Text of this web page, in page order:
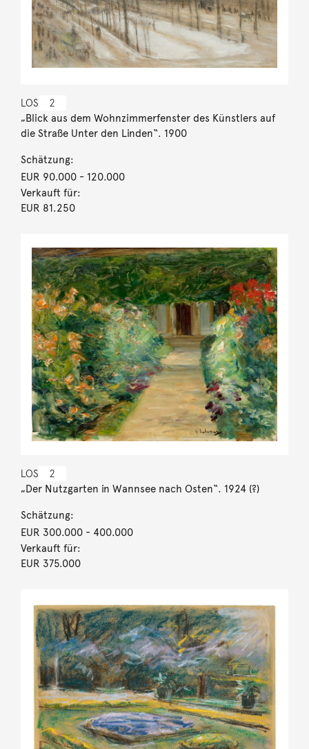
LOS 2
„Blick aus dem Wohnzimmerfenster des Künstlers auf
die Straße Unter den Linden“. 1900
Schätzung:
EUR 90.000- 120.000
Verkauft für:
EUR 81.250
LOS 2
„Der Nutzgarten in Wannsee nach Osten“. 1924 (?)
Schätzung:
EUR 300.000- 400.000
Verkauft für:
EUR 375.000